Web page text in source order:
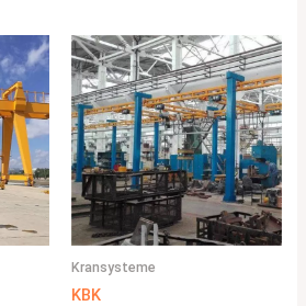
Kransysteme
KBK